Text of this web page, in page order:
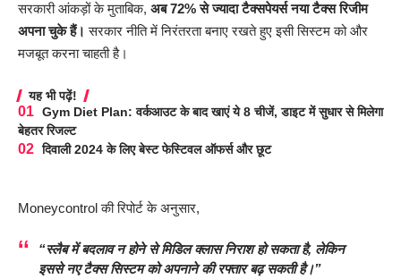
सरकारी आंकड़ों के मुताबिक, अब 72% से ज्यादा टैक्सपेयर्स नया टैक्स रिजीम
अपना चुके हैं। सरकार नीति में निरंतरता बनाए रखते हुए इसी सिस्टम को और
मजबूत करना चाहती है।
यह भी पढ़ें!
Gym Diet Plan: वर्कआउट के बाद खाएं ये 8 चीजें, डाइट में सुधार से मिलेगा
बेहतर रिजल्ट
दिवाली 2024 के लिए बेस्ट फेस्टिवल ऑफर्स और छूट
Moneycontrol की रिपोर्ट के अनुसार,
“स्लैब में बदलाव न होने से मिडिल क्लास निराश हो सकता है, लेकिन
इससे नए टैक्स सिस्टम को अपनाने की रफ्तार बढ़ सकती है।”